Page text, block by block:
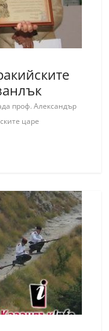
проф. Александър
царе